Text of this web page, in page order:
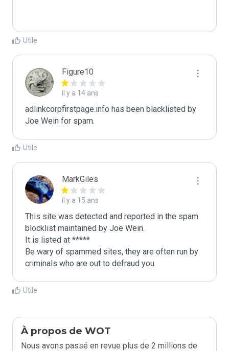
Utile
Figure10
il y a 14 ans
adlinkcorpfirstpage.info has been blacklisted by
Joe Wein for spam.
Utile
MarkGiles
il y a 15 ans
This site was detected and reported in the spam
blocklist maintained by Joe Wein.
It is listed at *****
Be wary of spammed sites, they are often run by
criminals who are out to defraud you.
Utile
À propos de WOT
Nous avons passé en revue plus de 2 millions de